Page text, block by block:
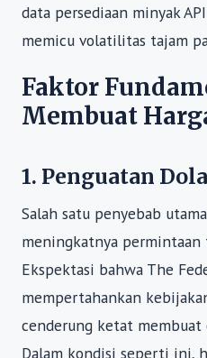
data persediaan minyak
memicu volatilitas tajam
Faktor
Membuat
1. Penguatan
Salah satu penyebab utama
meningkatnya permintaan
Ekspektasi bahwa The
mempertahankan
cenderung ketat
Dalam kondisi seperti ini,